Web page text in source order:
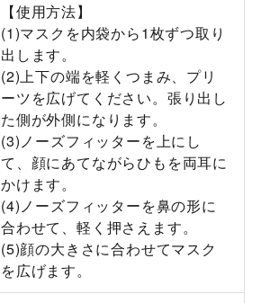
【使用方法】
(1)マスクを内袋から1枚ずつ取り
出します。
(2)上下の端を軽くつまみ、プリ
ーツを広げてください。張り出し
た側が外側になります。
(3)ノーズフィッターを上にし
て、顔にあてながらひもを両耳に
かけます。
(4)ノーズフィッターを鼻の形に
合わせて、軽く押さえます。
(5)顔の大きさに合わせてマスク
を広げます。